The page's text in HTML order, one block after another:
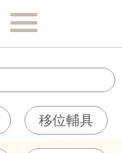
移位輔具